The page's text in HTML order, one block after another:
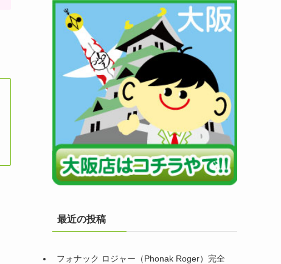
最近の投稿
フォナック ロジャー（Phonak Roger）完全